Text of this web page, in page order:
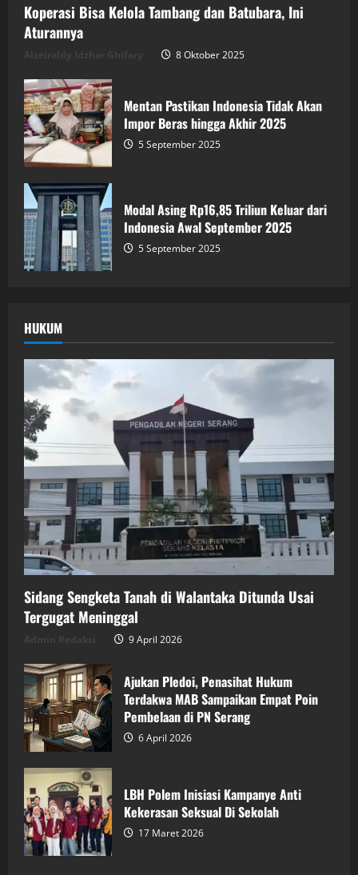
Koperasi Bisa Kelola Tambang dan Batubara, Ini
Aturannya
8 Oktober 2025
Mentan Pastikan Indonesia Tidak Akan
Impor Beras hingga Akhir 2025
5 September 2025
Modal Asing Rp16,85 Triliun Keluar dari
Indonesia Awal September 2025
5 September 2025
HUKUM
Sidang Sengketa Tanah di Walantaka Ditunda Usai
Tergugat Meninggal
9 April 2026
Ajukan Pledoi, Penasihat Hukum
Terdakwa MAB Sampaikan Empat Poin
Pembelaan di PN Serang
6 April 2026
LBH Polem Inisiasi Kampanye Anti
Kekerasan Seksual Di Sekolah
17 Maret 2026